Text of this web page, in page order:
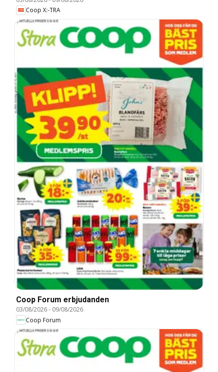
Coop X:-TRA
Coop Forum erbjudanden
03/08/2026- 09/08/2026
Coop Forum